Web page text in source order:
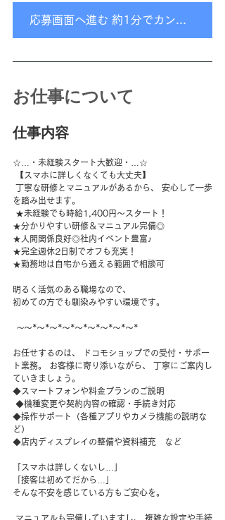
お仕事について
仕事内容
☆…・未経験スタート大歓迎・…☆
【スマホに詳しくなくても大丈夫】
を踏み出せます。
★未経験でも時給1,400円～スタート！
★分かりやすい研修＆マニュアル完備◎
★人間関係良好◎社内イベント豊富♪
★完全週休2日制でオフも充実！
★勤務地は自宅から通える範囲で相談可
明るく活気のある職場なので、
初めての方でも馴染みやすい環境です。
～～*～*～*～*～*～*～*～*～*
お任せするのは、 ドコモショップでの受付・サポー
ト業務。 お客様に寄り添いながら、 丁寧にご案内し
ていきましょう。
◆スマートフォンや料金プランのご説明
◆機種変更や契約内容の確認・手続き対応
◆操作サポート（各種アプリやカメラ機能の説明な
ど）
◆店内ディスプレイの整備や資料補充　など
「スマホは詳しくないし…」
「接客は初めてだから…」
そんな不安を感じている方もご安心を。